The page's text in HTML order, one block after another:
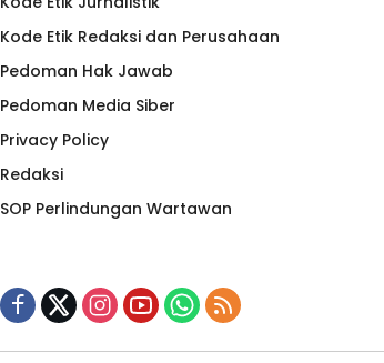
Kode Etik Redaksi dan Perusahaan
Pedoman Hak Jawab
Pedoman Media Siber
Privacy Policy
Redaksi
SOP Perlindungan Wartawan